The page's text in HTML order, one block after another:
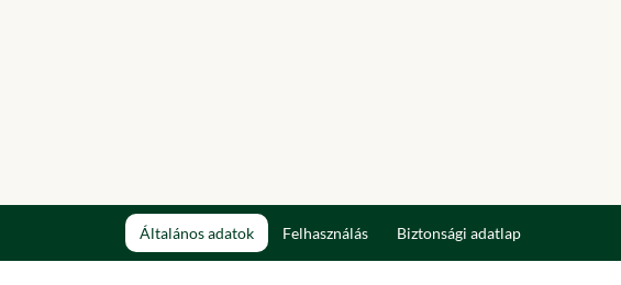
Általános adatok Felhasználás Biztonsági adatlap